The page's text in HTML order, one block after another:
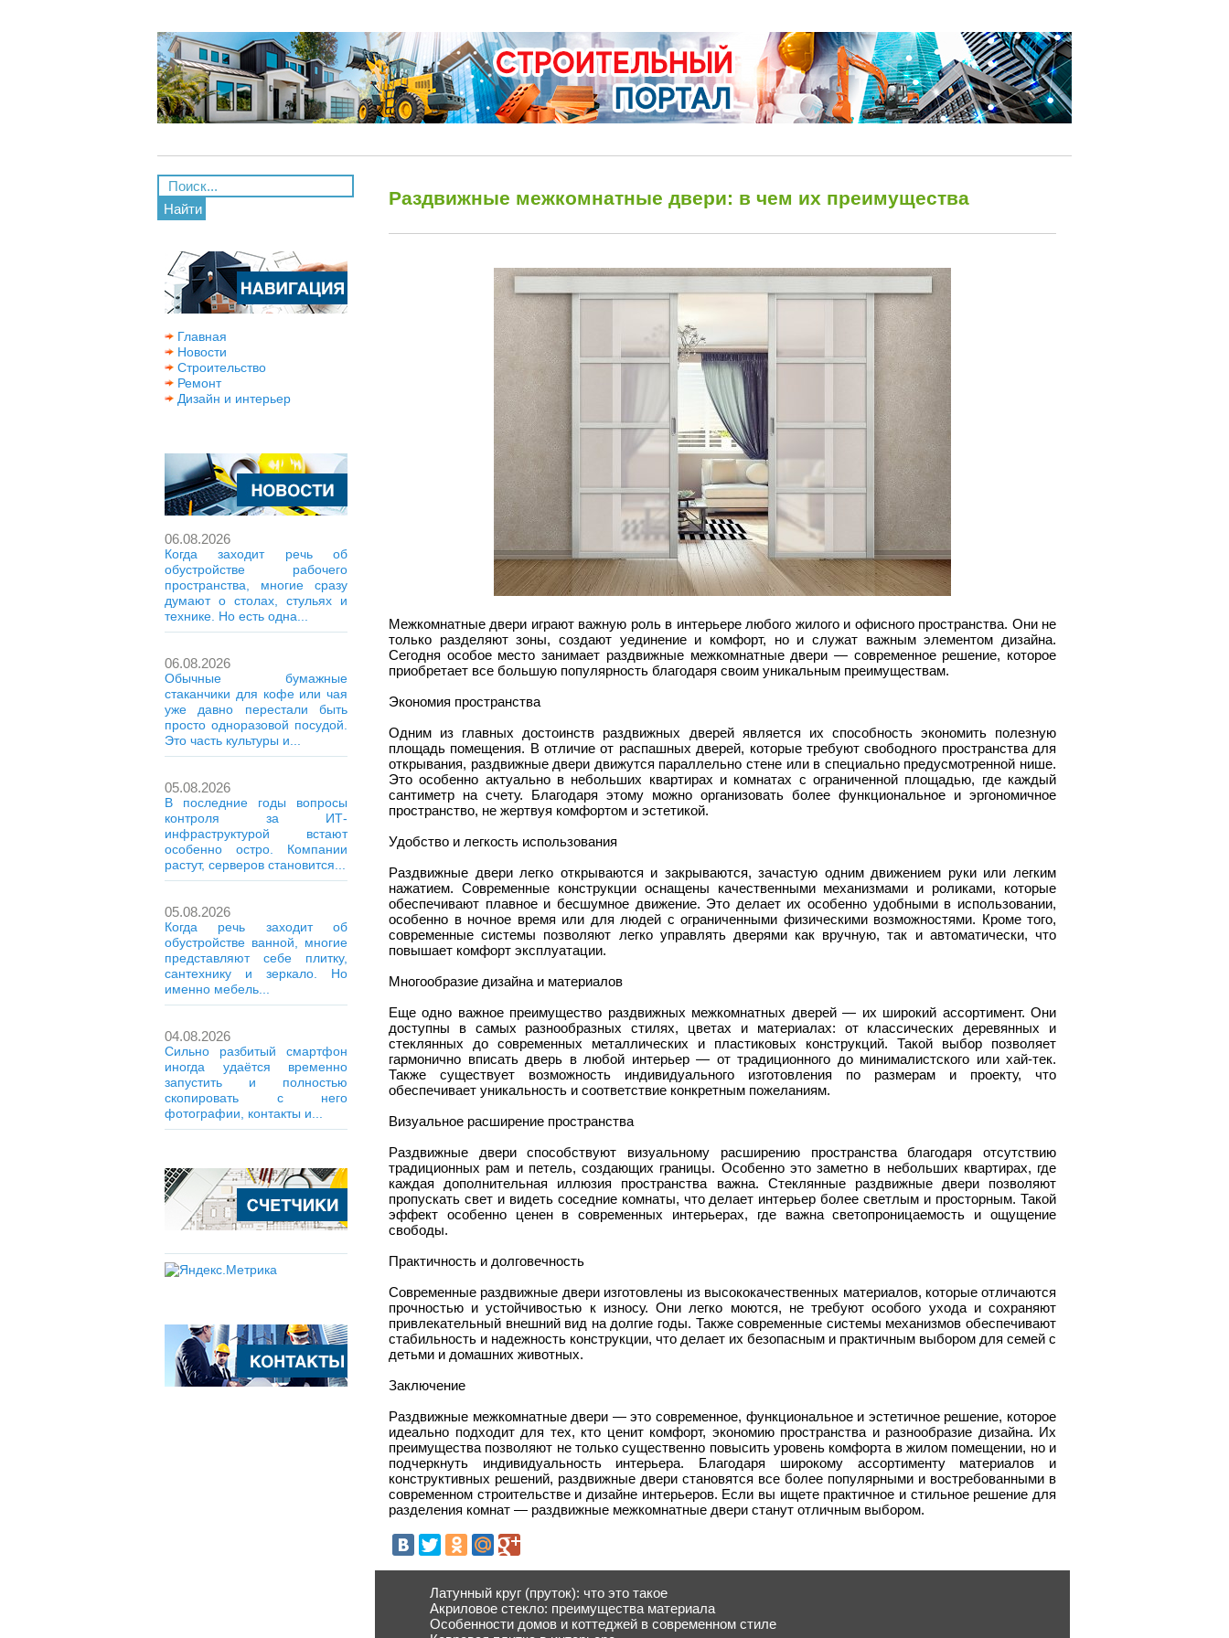
Найти
Главная
Новости
Строительство
Ремонт
Дизайн и интерьер
06.08.2026
Когда заходит речь об
обустройстве рабочего
пространства, многие сразу
думают о столах, стульях и
технике. Но есть одна...
06.08.2026
Обычные бумажные
стаканчики для кофе или чая
уже давно перестали быть
просто одноразовой посудой.
Это часть культуры и...
05.08.2026
В последние годы вопросы
контроля за ИТ-
инфраструктурой встают
особенно остро. Компании
растут, серверов становится...
05.08.2026
Когда речь заходит об
обустройстве ванной, многие
представляют себе плитку,
сантехнику и зеркало. Но
именно мебель...
04.08.2026
Сильно разбитый смартфон
иногда удаётся временно
запустить и полностью
скопировать с него
фотографии, контакты и...
Раздвижные межкомнатные двери: в чем их преимущества
Межкомнатные двери играют важную роль в интерьере любого жилого и офисного пространства. Они не
только разделяют зоны, создают уединение и комфорт, но и служат важным элементом дизайна.
Сегодня особое место занимает раздвижные межкомнатные двери — современное решение, которое
приобретает все большую популярность благодаря своим уникальным преимуществам.
Экономия пространства
Одним из главных достоинств раздвижных дверей является их способность экономить полезную
площадь помещения. В отличие от распашных дверей, которые требуют свободного пространства для
открывания, раздвижные двери движутся параллельно стене или в специально предусмотренной нише.
Это особенно актуально в небольших квартирах и комнатах с ограниченной площадью, где каждый
сантиметр на счету. Благодаря этому можно организовать более функциональное и эргономичное
пространство, не жертвуя комфортом и эстетикой.
Удобство и легкость использования
Раздвижные двери легко открываются и закрываются, зачастую одним движением руки или легким
нажатием. Современные конструкции оснащены качественными механизмами и роликами, которые
обеспечивают плавное и бесшумное движение. Это делает их особенно удобными в использовании,
особенно в ночное время или для людей с ограниченными физическими возможностями. Кроме того,
современные системы позволяют легко управлять дверями как вручную, так и автоматически, что
повышает комфорт эксплуатации.
Многообразие дизайна и материалов
Еще одно важное преимущество раздвижных межкомнатных дверей — их широкий ассортимент. Они
доступны в самых разнообразных стилях, цветах и материалах: от классических деревянных и
стеклянных до современных металлических и пластиковых конструкций. Такой выбор позволяет
гармонично вписать дверь в любой интерьер — от традиционного до минималистского или хай-тек.
Также существует возможность индивидуального изготовления по размерам и проекту, что
обеспечивает уникальность и соответствие конкретным пожеланиям.
Визуальное расширение пространства
Раздвижные двери способствуют визуальному расширению пространства благодаря отсутствию
традиционных рам и петель, создающих границы. Особенно это заметно в небольших квартирах, где
каждая дополнительная иллюзия пространства важна. Стеклянные раздвижные двери позволяют
пропускать свет и видеть соседние комнаты, что делает интерьер более светлым и просторным. Такой
эффект особенно ценен в современных интерьерах, где важна светопроницаемость и ощущение
свободы.
Практичность и долговечность
Современные раздвижные двери изготовлены из высококачественных материалов, которые отличаются
прочностью и устойчивостью к износу. Они легко моются, не требуют особого ухода и сохраняют
привлекательный внешний вид на долгие годы. Также современные системы механизмов обеспечивают
стабильность и надежность конструкции, что делает их безопасным и практичным выбором для семей с
детьми и домашних животных.
Заключение
Раздвижные межкомнатные двери — это современное, функциональное и эстетичное решение, которое
идеально подходит для тех, кто ценит комфорт, экономию пространства и разнообразие дизайна. Их
преимущества позволяют не только существенно повысить уровень комфорта в жилом помещении, но и
подчеркнуть индивидуальность интерьера. Благодаря широкому ассортименту материалов и
конструктивных решений, раздвижные двери становятся все более популярными и востребованными в
современном строительстве и дизайне интерьеров. Если вы ищете практичное и стильное решение для
разделения комнат — раздвижные межкомнатные двери станут отличным выбором.
Латунный круг (пруток): что это такое
Акриловое стекло: преимущества материала
Особенности домов и коттеджей в современном стиле